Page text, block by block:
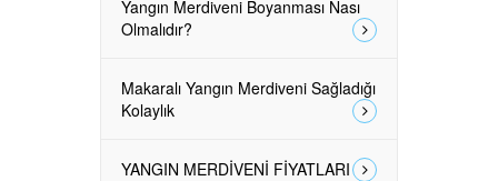
Yangın Merdiveni Boyanması Nası
Olmalıdır?
Makaralı Yangın Merdiveni Sağladığı
Kolaylık
YANGIN MERDİVENİ FİYATLARI